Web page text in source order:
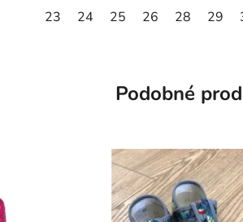
23 24 25 26 28 29
Podobné